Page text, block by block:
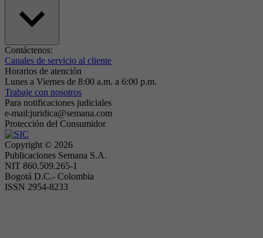
Contáctenos:
Canales de servicio al cliente
Horarios de atención
Lunes a Viernes de 8:00 a.m. a 6:00 p.m.
Trabaje con nosotros
Para notificaciones judiciales
e-mail:juridica@semana.com
Protección del Consumidor
Copyright © 2026
Publicaciones Semana S.A.
NIT 860.509.265-1
Bogotá D.C.- Colombia
ISSN 2954-8233